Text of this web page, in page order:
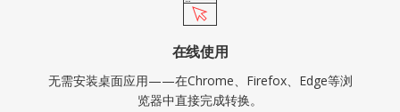
在线使用
无需安装桌面应用——在Chrome、Firefox、Edge等浏
览器中直接完成转换。